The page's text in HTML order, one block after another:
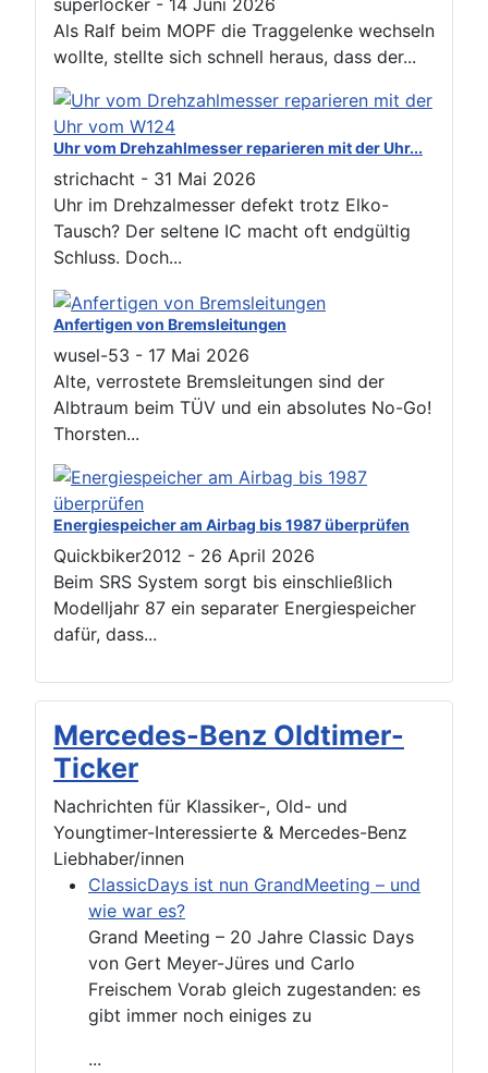
superlocker - 14 Juni 2026
Als Ralf beim MOPF die Traggelenke wechseln
wollte, stellte sich schnell heraus, dass der...
Uhr vom Drehzahlmesser reparieren mit der Uhr...
strichacht - 31 Mai 2026
Uhr im Drehzalmesser defekt trotz Elko-
Tausch? Der seltene IC macht oft endgültig
Schluss. Doch...
Anfertigen von Bremsleitungen
wusel-53 - 17 Mai 2026
Alte, verrostete Bremsleitungen sind der
Albtraum beim TÜV und ein absolutes No-Go!
Thorsten...
Energiespeicher am Airbag bis 1987 überprüfen
Quickbiker2012 - 26 April 2026
Beim SRS System sorgt bis einschließlich
Modelljahr 87 ein separater Energiespeicher
dafür, dass...
Mercedes-Benz Oldtimer-
Ticker
Nachrichten für Klassiker-, Old- und
Youngtimer-Interessierte & Mercedes-Benz
Liebhaber/innen
ClassicDays ist nun GrandMeeting – und
wie war es?
Grand Meeting – 20 Jahre Classic Days
von Gert Meyer-Jüres und Carlo
Freischem Vorab gleich zugestanden: es
gibt immer noch einiges zu
...